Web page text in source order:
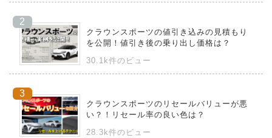
クラウンスポーツの値引き込みの見積もり
を公開！値引き後の乗り出し価格は？
30.1k件のビュー
クラウンスポーツのリセールバリューが悪
い？！リセール率の良い色は？
28.3k件のビュー